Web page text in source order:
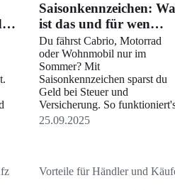
Saisonkennzeichen:
ist das und für wen
lohnt es sich?
Du fährst Cabrio, Motorrad
oder Wohnmobil nur im
Sommer? Mit
Saisonkennzeichen sparst du
Geld bei Steuer und
Versicherung. So
25.09.2025
Vorteile für Händler und